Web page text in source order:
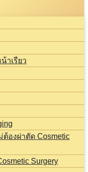
าเรียว
องผ่าตัด Cosmetic
Surgery